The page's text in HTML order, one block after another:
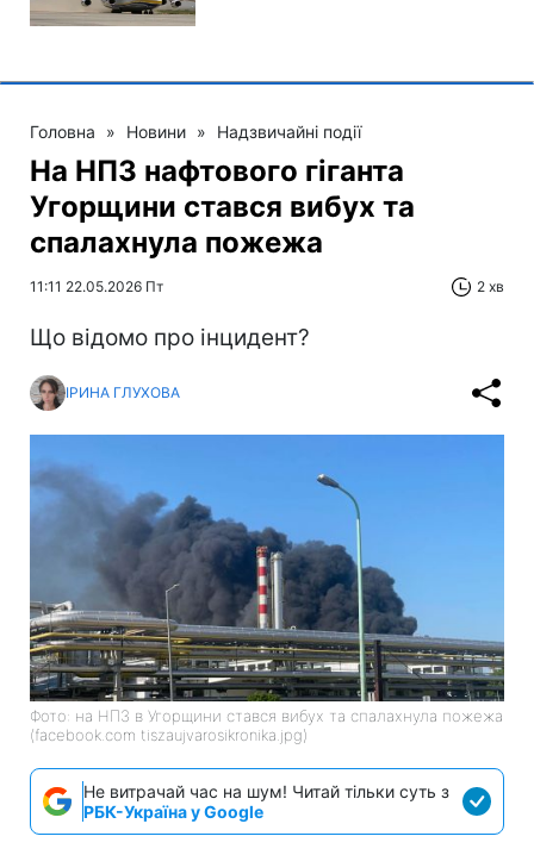
Головна » Новини » Надзвичайні події
На НПЗ нафтового гіганта
Угорщини стався вибух та
спалахнула пожежа
11:11 22.05.2026 Пт 2 хв
Що відомо про інцидент?
ІРИНА ГЛУХОВА
Фото: на НПЗ в Угорщини стався вибух та спалахнула пожежа
(facebook.com tiszaujvarosikronika.jpg)
Не витрачай час на шум! Читай тільки суть з
РБК-Україна у Google